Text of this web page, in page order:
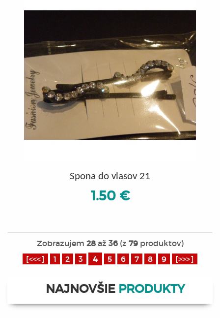
Spona do vlasov 21
1.50 €
Zobrazujem 28až 36(z 79produktov)
[<<<]
1 2 3 4 5 6 7 8 9 [>>>]
NAJNOVŠIE PRODUKTY